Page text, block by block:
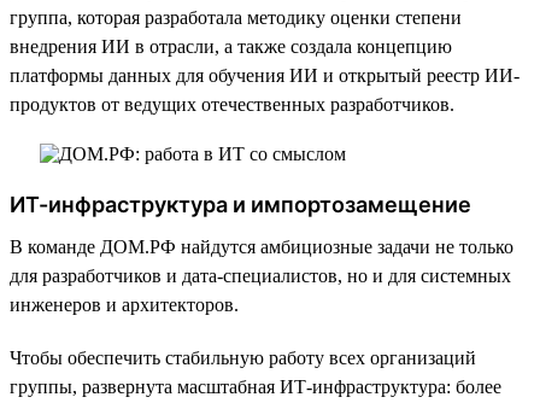
группа, которая разработала методику оценки степени
внедрения ИИ в отрасли, а также создала концепцию
платформы данных для обучения ИИ и открытый реестр ИИ-
продуктов от ведущих отечественных разработчиков.
ИТ-инфраструктура и импортозамещение
В команде ДОМ.РФ найдутся амбициозные задачи не только
для разработчиков и дата-специалистов, но и для системных
инженеров и архитекторов.
Чтобы обеспечить стабильную работу всех организаций
группы, развернута масштабная ИТ-инфраструктура: более